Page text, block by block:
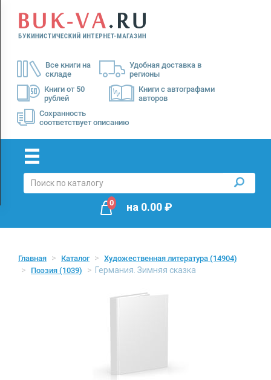
Все книги на
складе
Удобная доставка в
регионы
Книги от 50
рублей
Книги с автографами
авторов
Сохранность
соответствует описанию
Menu
Доставка
Оплата
0 на 0.00₽
Главная Каталог Художественная литература (14904)
Поэзия (1039) Германия. Зимняя сказка